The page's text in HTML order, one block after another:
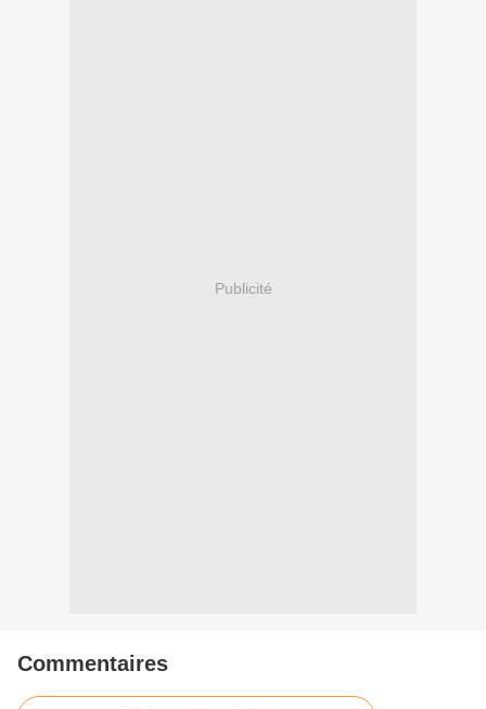
Publicité
Commentaires